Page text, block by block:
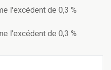
l'excédent de 0,3 %
l'excédent de 0,3 %